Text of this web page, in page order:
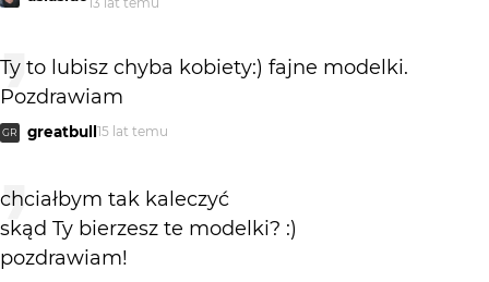
Ty to lubisz chyba kobiety:) fajne modelki.
Pozdrawiam
GR greatbull15 lat temu
chciałbym tak kaleczyć
skąd Ty bierzesz te modelki? :)
pozdrawiam!